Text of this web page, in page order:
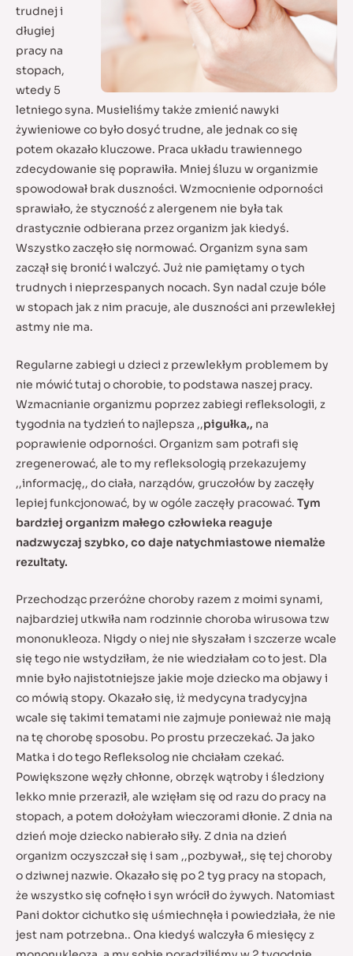
trudnej i
długiej
pracy na
stopach,
wtedy 5
letniego syna. Musieliśmy także zmienić nawyki
żywieniowe co było dosyć trudne, ale jednak co się
potem okazało kluczowe. Praca układu trawiennego
zdecydowanie się poprawiła. Mniej śluzu w organizmie
spowodował brak duszności. Wzmocnienie odporności
sprawiało, że styczność z alergenem nie była tak
drastycznie odbierana przez organizm jak kiedyś.
Wszystko zaczęło się normować. Organizm syna sam
zaczął się bronić i walczyć. Już nie pamiętamy o tych
trudnych i nieprzespanych nocach. Syn nadal czuje bóle
w stopach jak z nim pracuje, ale duszności ani przewlekłej
astmy nie ma.
Regularne zabiegi u dzieci z przewlekłym problemem by
nie mówić tutaj o chorobie, to podstawa naszej pracy.
Wzmacnianie organizmu poprzez zabiegi refleksologii, z
tygodnia na tydzień to najlepsza ,,pigułka,, na
poprawienie odporności. Organizm sam potrafi się
zregenerować, ale to my refleksologią przekazujemy
,,informację,, do ciała, narządów, gruczołów by zaczęły
lepiej funkcjonować, by w ogóle zaczęły pracować. Tym
bardziej organizm małego człowieka reaguje
nadzwyczaj szybko, co daje natychmiastowe niemalże
rezultaty.
Przechodząc przeróżne choroby razem z moimi synami,
najbardziej utkwiła nam rodzinnie choroba wirusowa tzw
mononukleoza. Nigdy o niej nie słyszałam i szczerze wcale
się tego nie wstydziłam, że nie wiedziałam co to jest. Dla
mnie było najistotniejsze jakie moje dziecko ma objawy i
co mówią stopy. Okazało się, iż medycyna tradycyjna
wcale się takimi tematami nie zajmuje ponieważ nie mają
na tę chorobę sposobu. Po prostu przeczekać. Ja jako
Matka i do tego Refleksolog nie chciałam czekać.
Powiększone węzły chłonne, obrzęk wątroby i śledziony
lekko mnie przeraził, ale wzięłam się od razu do pracy na
stopach, a potem dołożyłam wieczorami dłonie. Z dnia na
dzień moje dziecko nabierało siły. Z dnia na dzień
organizm oczyszczał się i sam ,,pozbywał,, się tej choroby
o dziwnej nazwie. Okazało się po 2 tyg pracy na stopach,
że wszystko się cofnęło i syn wrócił do żywych. Natomiast
Pani doktor cichutko się uśmiechnęła i powiedziała, że nie
jest nam potrzebna.. Ona kiedyś walczyła 6 miesięcy z